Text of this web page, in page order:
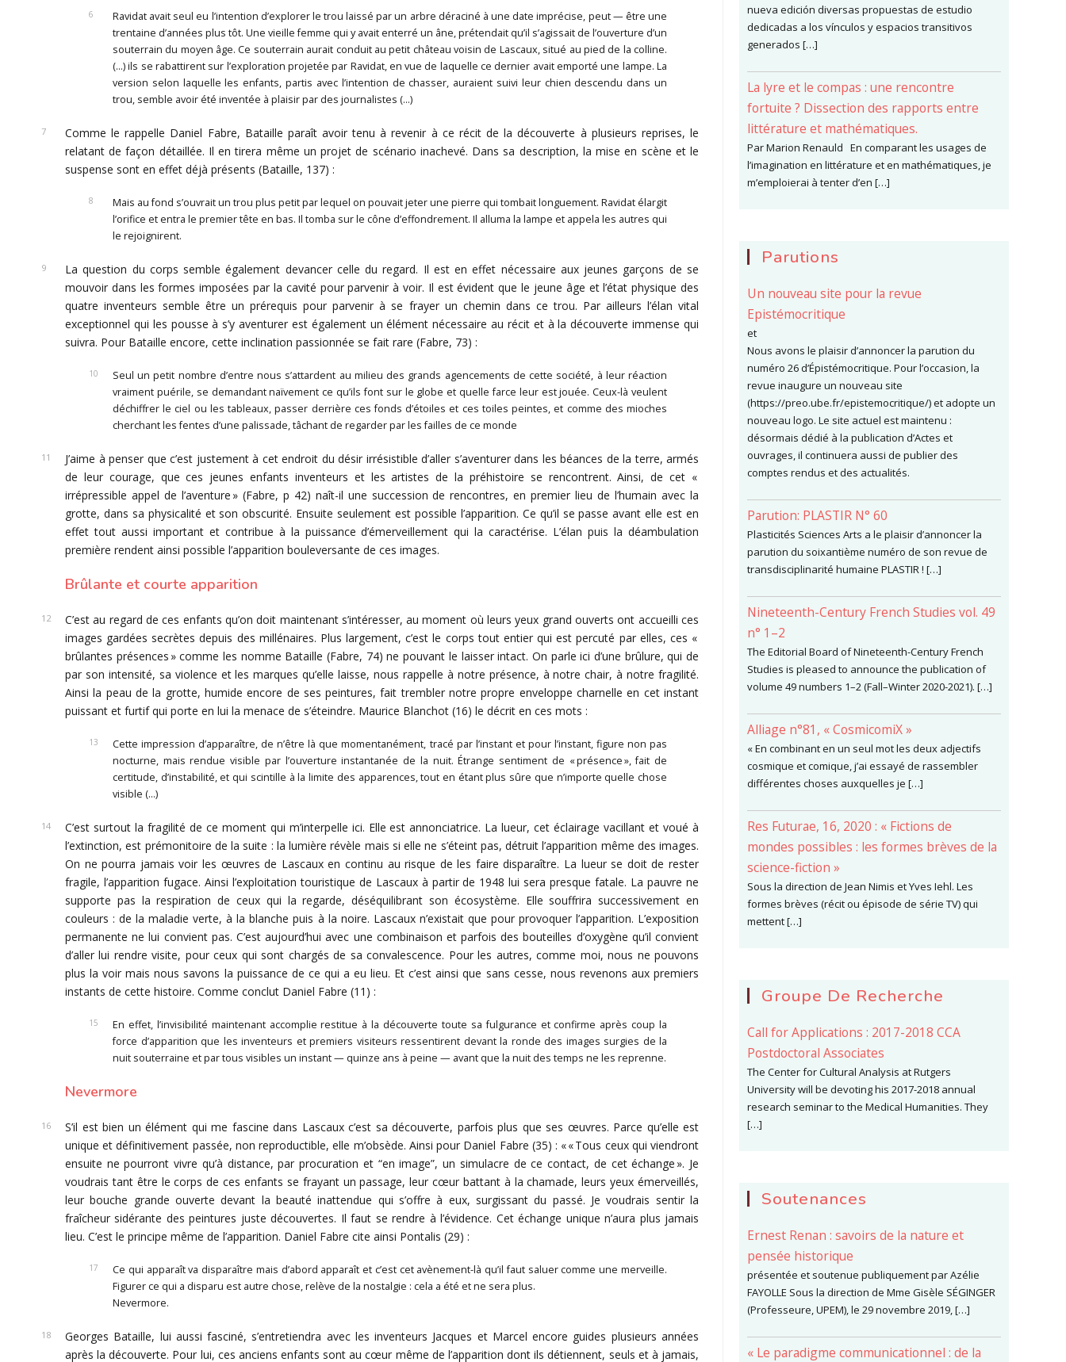
Ravidat avait seul eu l’intention d’explorer le trou laissé par un arbre déraciné à une date imprécise, peut — être une
trentaine d’années plus tôt. Une vieille femme qui y avait enterré un âne, prétendait qu’il s’agissait de l’ouverture d’un
souterrain du moyen âge. Ce souterrain aurait conduit au petit château voisin de Lascaux, situé au pied de la colline.
(…) ils se rabattirent sur l’exploration projetée par Ravidat, en vue de laquelle ce dernier avait emporté une lampe. La
version selon laquelle les enfants, partis avec l’intention de chasser, auraient suivi leur chien descendu dans un
trou, semble avoir été inventée à plaisir par des journalistes (…)
Comme le rappelle Daniel Fabre, Bataille paraît avoir tenu à revenir à ce récit de la découverte à plusieurs reprises, le
relatant de façon détaillée. Il en tirera même un projet de scénario inachevé. Dans sa description, la mise en scène et le
suspense sont en effet déjà présents (Bataille, 137) :
Mais au fond s’ouvrait un trou plus petit par lequel on pouvait jeter une pierre qui tombait longuement. Ravidat élargit
l’orifice et entra le premier tête en bas. Il tomba sur le cône d’effondrement. Il alluma la lampe et appela les autres qui
le rejoignirent.
La question du corps semble également devancer celle du regard. Il est en effet nécessaire aux jeunes garçons de se
mouvoir dans les formes imposées par la cavité pour parvenir à voir. Il est évident que le jeune âge et l’état physique des
quatre inventeurs semble être un prérequis pour parvenir à se frayer un chemin dans ce trou. Par ailleurs l’élan vital
exceptionnel qui les pousse à s’y aventurer est également un élément nécessaire au récit et à la découverte immense qui
suivra. Pour Bataille encore, cette inclination passionnée se fait rare (Fabre, 73) :
Seul un petit nombre d’entre nous s’attardent au milieu des grands agencements de cette société, à leur réaction
vraiment puérile, se demandant naïvement ce qu’ils font sur le globe et quelle farce leur est jouée. Ceux-là veulent
déchiffrer le ciel ou les tableaux, passer derrière ces fonds d’étoiles et ces toiles peintes, et comme des mioches
cherchant les fentes d’une palissade, tâchant de regarder par les failles de ce monde
J’aime à penser que c’est justement à cet endroit du désir irrésistible d’aller s’aventurer dans les béances de la terre, armés
de leur courage, que ces jeunes enfants inventeurs et les artistes de la préhistoire se rencontrent. Ainsi, de cet «
irrépressible appel de l’aventure » (Fabre, p 42) naît-il une succession de rencontres, en premier lieu de l’humain avec la
grotte, dans sa physicalité et son obscurité. Ensuite seulement est possible l’apparition. Ce qu’il se passe avant elle est en
effet tout aussi important et contribue à la puissance d’émerveillement qui la caractérise. L’élan puis la déambulation
première rendent ainsi possible l’apparition bouleversante de ces images.
Brûlante et courte apparition
C’est au regard de ces enfants qu’on doit maintenant s’intéresser, au moment où leurs yeux grand ouverts ont accueilli ces
images gardées secrètes depuis des millénaires. Plus largement, c’est le corps tout entier qui est percuté par elles, ces «
brûlantes présences » comme les nomme Bataille (Fabre, 74) ne pouvant le laisser intact. On parle ici d’une brûlure, qui de
par son intensité, sa violence et les marques qu’elle laisse, nous rappelle à notre présence, à notre chair, à notre fragilité.
Ainsi la peau de la grotte, humide encore de ses peintures, fait trembler notre propre enveloppe charnelle en cet instant
puissant et furtif qui porte en lui la menace de s’éteindre. Maurice Blanchot (16) le décrit en ces mots :
Cette impression d’apparaître, de n’être là que momentanément, tracé par l’instant et pour l’instant, figure non pas
nocturne, mais rendue visible par l’ouverture instantanée de la nuit. Étrange sentiment de « présence », fait de
certitude, d’instabilité, et qui scintille à la limite des apparences, tout en étant plus sûre que n’importe quelle chose
visible (…)
C’est surtout la fragilité de ce moment qui m’interpelle ici. Elle est annonciatrice. La lueur, cet éclairage vacillant et voué à
l’extinction, est prémonitoire de la suite : la lumière révèle mais si elle ne s’éteint pas, détruit l’apparition même des images.
On ne pourra jamais voir les œuvres de Lascaux en continu au risque de les faire disparaître. La lueur se doit de rester
fragile, l’apparition fugace. Ainsi l’exploitation touristique de Lascaux à partir de 1948 lui sera presque fatale. La pauvre ne
supporte pas la respiration de ceux qui la regarde, déséquilibrant son écosystème. Elle souffrira successivement en
couleurs : de la maladie verte, à la blanche puis à la noire. Lascaux n’existait que pour provoquer l’apparition. L’exposition
permanente ne lui convient pas. C’est aujourd’hui avec une combinaison et parfois des bouteilles d’oxygène qu’il convient
d’aller lui rendre visite, pour ceux qui sont chargés de sa convalescence. Pour les autres, comme moi, nous ne pouvons
plus la voir mais nous savons la puissance de ce qui a eu lieu. Et c’est ainsi que sans cesse, nous revenons aux premiers
instants de cette histoire. Comme conclut Daniel Fabre (11) :
En effet, l’invisibilité maintenant accomplie restitue à la découverte toute sa fulgurance et confirme après coup la
force d’apparition que les inventeurs et premiers visiteurs ressentirent devant la ronde des images surgies de la
nuit souterraine et par tous visibles un instant — quinze ans à peine — avant que la nuit des temps ne les reprenne.
Nevermore
S’il est bien un élément qui me fascine dans Lascaux c’est sa découverte, parfois plus que ses œuvres. Parce qu’elle est
unique et définitivement passée, non reproductible, elle m’obsède. Ainsi pour Daniel Fabre (35) : « « Tous ceux qui viendront
ensuite ne pourront vivre qu’à distance, par procuration et “en image”, un simulacre de ce contact, de cet échange ». Je
voudrais tant être le corps de ces enfants se frayant un passage, leur cœur battant à la chamade, leurs yeux émerveillés,
leur bouche grande ouverte devant la beauté inattendue qui s’offre à eux, surgissant du passé. Je voudrais sentir la
fraîcheur sidérante des peintures juste découvertes. Il faut se rendre à l’évidence. Cet échange unique n’aura plus jamais
lieu. C’est le principe même de l’apparition. Daniel Fabre cite ainsi Pontalis (29) :
Ce qui apparaît va disparaître mais d’abord apparaît et c’est cet avènement-là qu’il faut saluer comme une merveille.
Figurer ce qui a disparu est autre chose, relève de la nostalgie : cela a été et ne sera plus.
Nevermore.
Georges Bataille, lui aussi fasciné, s’entretiendra avec les inventeurs Jacques et Marcel encore guides plusieurs années
après la découverte. Pour lui, ces anciens enfants sont au cœur même de l’apparition dont ils détiennent, seuls et à jamais,
nueva edición diversas propuestas de estudio
dedicadas a los vínculos y espacios transitivos
generados […]
La lyre et le compas : une rencontre
fortuite ? Dissection des rapports entre
littérature et mathématiques.
Par Marion Renauld En comparant les usages de
l’imagination en littérature et en mathématiques, je
m’emploierai à tenter d’en […]
Parutions
Un nouveau site pour la revue
Epistémocritique
et
Nous avons le plaisir d’annoncer la parution du
numéro 26 d’Épistémocritique. Pour l’occasion, la
revue inaugure un nouveau site
(https://preo.ube.fr/epistemocritique/) et adopte un
nouveau logo. Le site actuel est maintenu :
désormais dédié à la publication d’Actes et
ouvrages, il continuera aussi de publier des
comptes rendus et des actualités.
Parution: PLASTIR N° 60
Plasticités Sciences Arts a le plaisir d’annoncer la
parution du soixantième numéro de son revue de
transdisciplinarité humaine PLASTIR ! […]
Nineteenth-Century French Studies vol. 49
n° 1–2
The Editorial Board of Nineteenth-Century French
Studies is pleased to announce the publication of
volume 49 numbers 1–2 (Fall–Winter 2020-2021). […]
Alliage n°81, « CosmicomiX »
« En combinant en un seul mot les deux adjectifs
cosmique et comique, j’ai essayé de rassembler
différentes choses auxquelles je […]
Res Futurae, 16, 2020 : « Fictions de
mondes possibles : les formes brèves de la
science-fiction »
Sous la direction de Jean Nimis et Yves Iehl. Les
formes brèves (récit ou épisode de série TV) qui
mettent […]
Groupe De Recherche
Call for Applications : 2017-2018 CCA
Postdoctoral Associates
The Center for Cultural Analysis at Rutgers
University will be devoting his 2017-2018 annual
research seminar to the Medical Humanities. They
[…]
Soutenances
Ernest Renan : savoirs de la nature et
pensée historique
présentée et soutenue publiquement par Azélie
FAYOLLE Sous la direction de Mme Gisèle SÉGINGER
(Professeure, UPEM), le 29 novembre 2019, […]
« Le paradigme communicationnel : de la